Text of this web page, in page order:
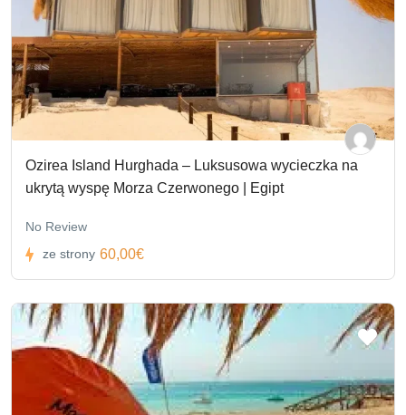
Ozirea Island Hurghada – Luksusowa wycieczka na
ukrytą wyspę Morza Czerwonego | Egipt
No Review
ze strony 60,00€